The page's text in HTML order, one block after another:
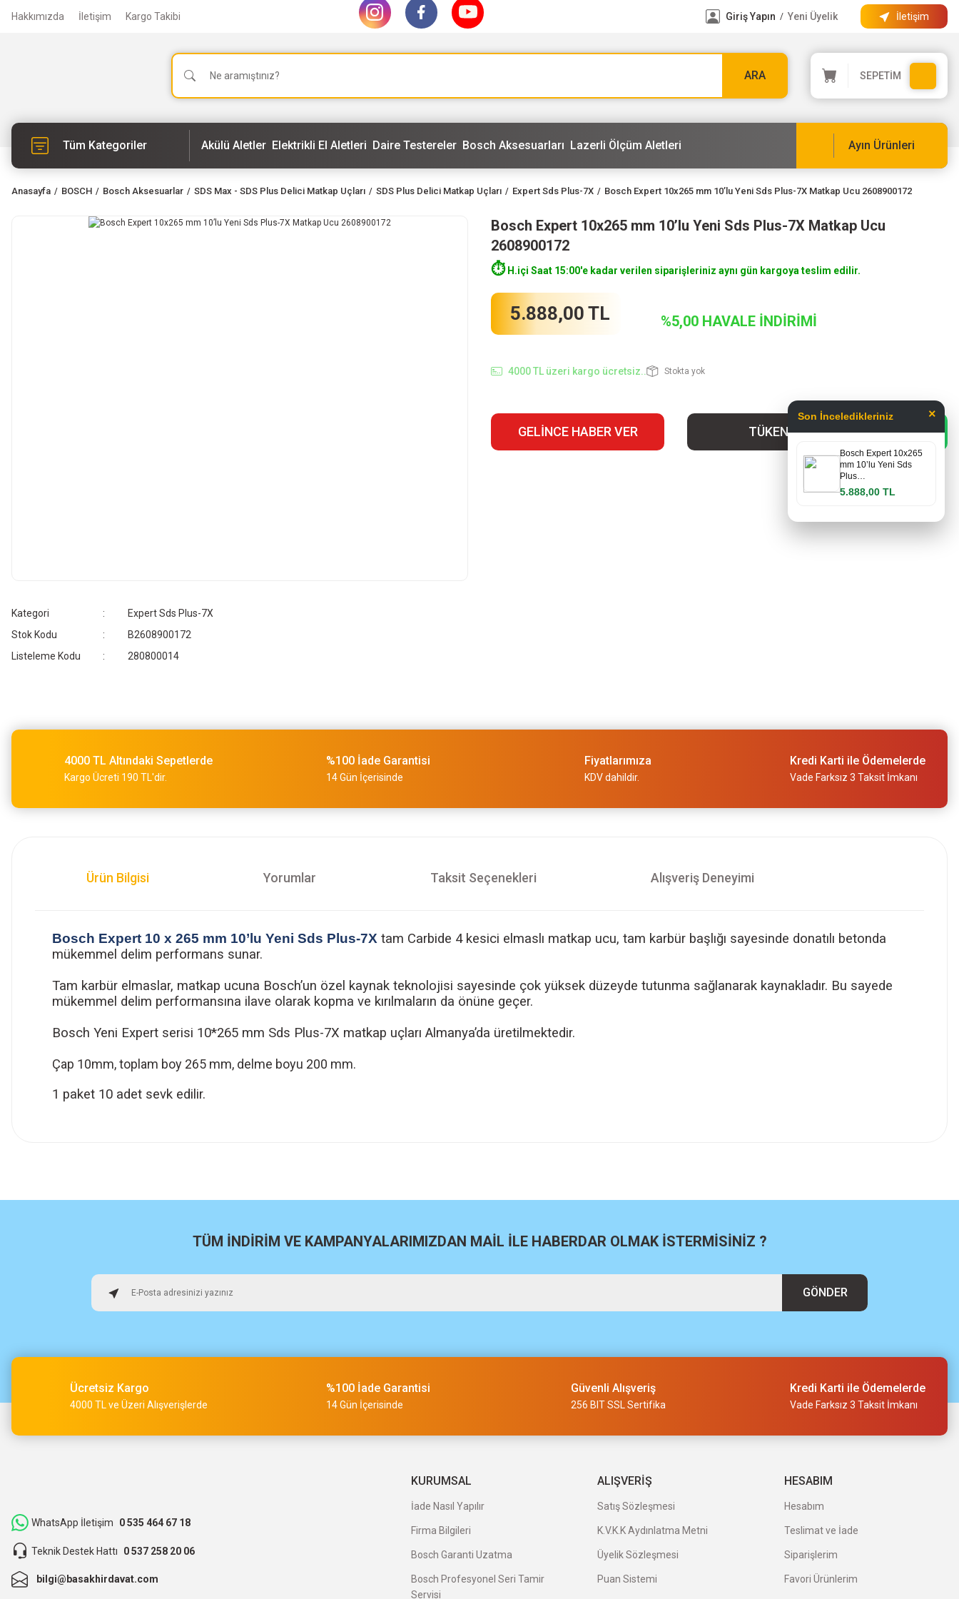
Hakkımızda İletişim Kargo Takibi Giriş Yapın / Yeni Üyelik İletişim
ARA SEPETİM
Tüm Kategoriler Akülü Aletler Elektrikli El Aletleri Daire Testereler Bosch Aksesuarları Lazerli Ölçüm Aletleri Ayın Ürünleri
Anasayfa BOSCH Bosch Aksesuarlar SDS Max - SDS Plus Delici Matkap Uçları SDS Plus Delici Matkap Uçları Expert Sds Plus-7X Bosch Expert 10x265 mm 10’lu Yeni Sds Plus-7X Matkap Ucu 2608900172
Kategori
Expert Sds Plus-7X
Stok Kodu
B2608900172
Listeleme Kodu
280800014
Bosch Expert 10x265 mm 10’lu Yeni Sds Plus-7X Matkap Ucu
2608900172
⏱️H.içi Saat 15:00'e kadar verilen siparişleriniz aynı gün kargoya teslim edilir.
5.888,00 TL %5,00 HAVALE İNDİRİMİ
4000 TL üzeri kargo ücretsiz.. Stokta yok
GELINCE HABER VER TÜKENDİ
4000 TL Altındaki Sepetlerde
Kargo Ücreti 190 TL'dir.
%100 İade Garantisi
14 Gün İçerisinde
Fiyatlarımıza
KDV dahildir.
Kredi Karti ile Ödemelerde
Vade Farksız 3 Taksit İmkanı
Ürün Bilgisi Yorumlar Taksit Seçenekleri Alışveriş Deneyimi
Bosch Expert 10 x 265 mm 10’lu Yeni Sds Plus-7X tam Carbide 4 kesici elmaslı matkap ucu, tam karbür başlığı sayesinde donatılı betonda
mükemmel delim performans sunar.
Tam karbür elmaslar, matkap ucuna Bosch’un özel kaynak teknolojisi sayesinde çok yüksek düzeyde tutunma sağlanarak kaynakladır. Bu sayede
mükemmel delim performansına ilave olarak kopma ve kırılmaların da önüne geçer.
Bosch Yeni Expert serisi 10*265 mm Sds Plus-7X matkap uçları Almanya’da üretilmektedir.
Çap 10mm, toplam boy 265 mm, delme boyu 200 mm.
1 paket 10 adet sevk edilir.
Osman Alper | 15/05/2026
Müşteri iletişimi kusursuz birde ürün siparişini veriyoruz teslimi 24 saat sürmüyor
ilgili satıcı,güzel paketleme,hızlı kargolama. sıkıntısız bir alışveriş oldu.
O... B... | 07/03/2026
TÜM İNDİRİM VE KAMPANYALARIMIZDAN MAİL İLE HABERDAR OLMAK İSTERMİSİNİZ ?
GÖNDER
Ücretsiz Kargo
4000 TL ve Üzeri Alışverişlerde
%100 İade Garantisi
14 Gün İçerisinde
Güvenli Alışveriş
256 BIT SSL Sertifika
Kredi Karti ile Ödemelerde
Vade Farksız 3 Taksit İmkanı
WhatsApp İletişim 0 535 464 67 18
Teknik Destek Hattı 0 537 258 20 06
bilgi@basakhirdavat.com
KURUMSAL
İade Nasıl Yapılır
Firma Bilgileri
Bosch Garanti Uzatma
Bosch Profesyonel Seri Tamir
Servisi
ALIŞVERİŞ
Satış Sözleşmesi
K.V.K.K Aydınlatma Metni
Üyelik Sözleşmesi
Puan Sistemi
HESABIM
Hesabım
Teslimat ve İade
Siparişlerim
Favori Ürünlerim
Son İnceledikleriniz ×
Bosch Expert 10x265
mm 10’lu Yeni Sds
Plus…
5.888,00 TL